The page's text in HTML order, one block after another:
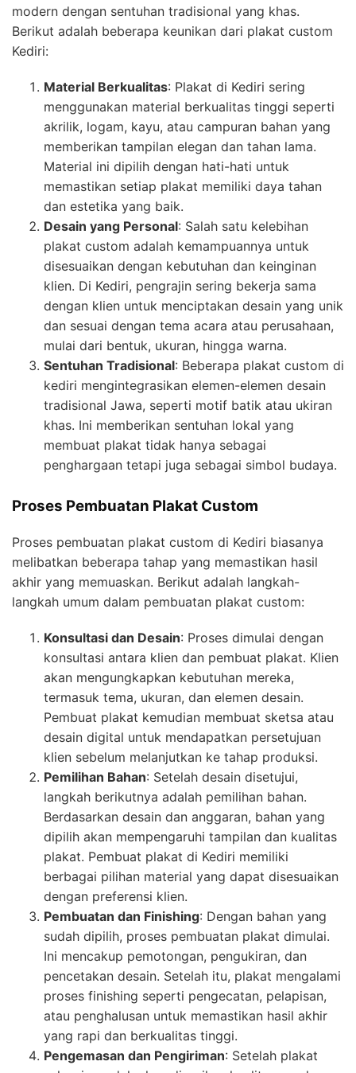
modern dengan sentuhan tradisional yang khas.
Berikut adalah beberapa keunikan dari plakat custom
Kediri:
Material Berkualitas: Plakat di Kediri sering
menggunakan material berkualitas tinggi seperti
akrilik, logam, kayu, atau campuran bahan yang
memberikan tampilan elegan dan tahan lama.
Material ini dipilih dengan hati-hati untuk
memastikan setiap plakat memiliki daya tahan
dan estetika yang baik.
Desain yang Personal: Salah satu kelebihan
plakat custom adalah kemampuannya untuk
disesuaikan dengan kebutuhan dan keinginan
klien. Di Kediri, pengrajin sering bekerja sama
dengan klien untuk menciptakan desain yang unik
dan sesuai dengan tema acara atau perusahaan,
mulai dari bentuk, ukuran, hingga warna.
Sentuhan Tradisional: Beberapa plakat custom di
kediri mengintegrasikan elemen-elemen desain
tradisional Jawa, seperti motif batik atau ukiran
khas. Ini memberikan sentuhan lokal yang
membuat plakat tidak hanya sebagai
penghargaan tetapi juga sebagai simbol budaya.
Proses Pembuatan Plakat Custom
Proses pembuatan plakat custom di Kediri biasanya
melibatkan beberapa tahap yang memastikan hasil
akhir yang memuaskan. Berikut adalah langkah-
langkah umum dalam pembuatan plakat custom:
Konsultasi dan Desain: Proses dimulai dengan
konsultasi antara klien dan pembuat plakat. Klien
akan mengungkapkan kebutuhan mereka,
termasuk tema, ukuran, dan elemen desain.
Pembuat plakat kemudian membuat sketsa atau
desain digital untuk mendapatkan persetujuan
klien sebelum melanjutkan ke tahap produksi.
Pemilihan Bahan: Setelah desain disetujui,
langkah berikutnya adalah pemilihan bahan.
Berdasarkan desain dan anggaran, bahan yang
dipilih akan mempengaruhi tampilan dan kualitas
plakat. Pembuat plakat di Kediri memiliki
berbagai pilihan material yang dapat disesuaikan
dengan preferensi klien.
Pembuatan dan Finishing: Dengan bahan yang
sudah dipilih, proses pembuatan plakat dimulai.
Ini mencakup pemotongan, pengukiran, dan
pencetakan desain. Setelah itu, plakat mengalami
proses finishing seperti pengecatan, pelapisan,
atau penghalusan untuk memastikan hasil akhir
yang rapi dan berkualitas tinggi.
Pengemasan dan Pengiriman: Setelah plakat